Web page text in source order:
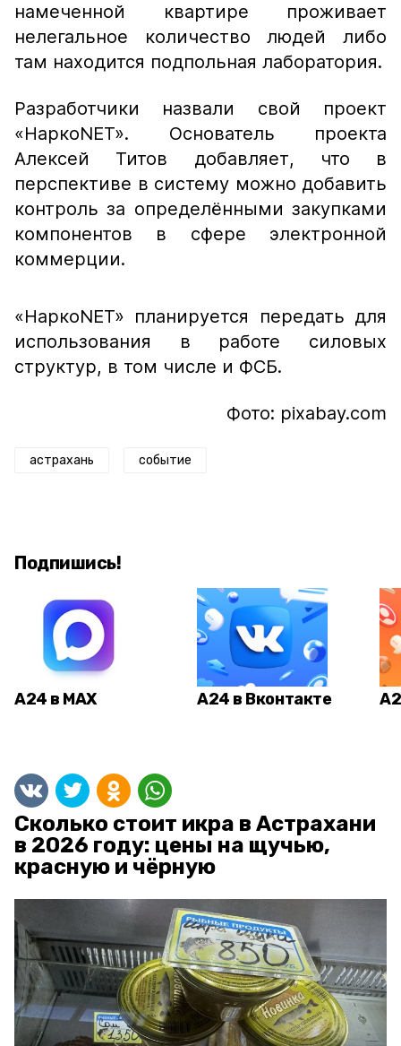
намеченной квартире проживает
нелегальное количество людей либо
там находится подпольная лаборатория.
Разработчики назвали свой проект
«НаркоNET». Основатель проекта
Алексей Титов добавляет, что в
перспективе в систему можно добавить
контроль за определёнными закупками
компонентов в сфере электронной
коммерции.
«НаркоNET» планируется передать для
использования в работе силовых
структур, в том числе и ФСБ.
Фото: pixabay.com
астрахань событие
Подпишись!
А24 в MAX А24 в Вконтакте
Сколько стоит икра в Астрахани
в 2026 году: цены на щучью,
красную и чёрную